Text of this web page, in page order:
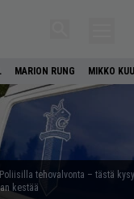
MARION RUNG MIKKO
Poliisilla tehovalvonta – tästä
kestää